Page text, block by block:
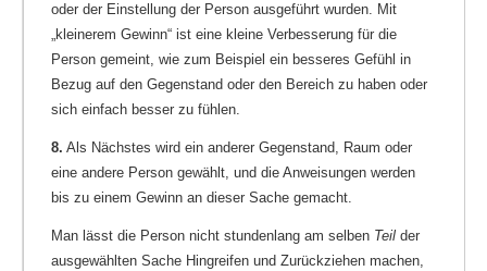
oder der Einstellung der Person ausgeführt wurden. Mit
„kleinerem Gewinn“ ist eine kleine Verbesserung für die
Person gemeint, wie zum Beispiel ein besseres Gefühl in
Bezug auf den Gegenstand oder den Bereich zu haben oder
sich einfach besser zu fühlen.
8. Als Nächstes wird ein anderer Gegenstand, Raum oder
eine andere Person gewählt, und die Anweisungen werden
bis zu einem Gewinn an dieser Sache gemacht.
Man lässt die Person nicht stundenlang am selben Teil der
ausgewählten Sache Hingreifen und Zurückziehen machen,